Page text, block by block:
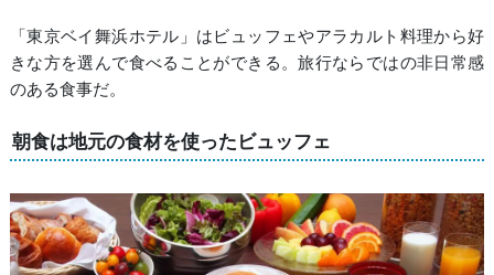
「東京ベイ舞浜ホテル」はビュッフェやアラカルト料理から好
きな方を選んで食べることができる。旅行ならではの非日常感
のある食事だ。
朝食は地元の食材を使ったビュッフェ